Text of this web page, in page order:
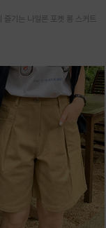
즐기는 나일론 포켓 롱 스커트